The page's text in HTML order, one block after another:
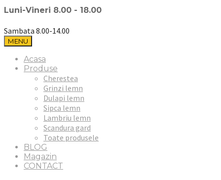
Luni-Vineri 8.00 - 18.00
Sambata 8.00-14.00
MENU
Acasa
Produse
Cherestea
Grinzi lemn
Dulapi lemn
Sipca lemn
Lambriu lemn
Scandura gard
Toate produsele
BLOG
Magazin
CONTACT